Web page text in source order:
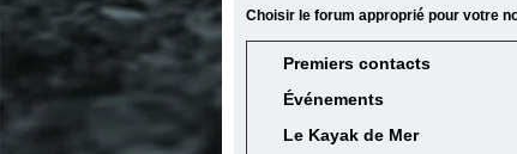
Choisir le forum approprié pour votre
Premiers contacts
Événements
Le Kayak de Mer